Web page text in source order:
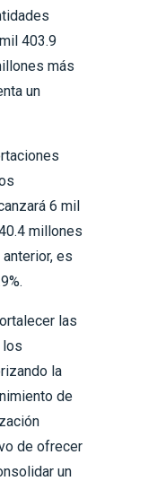
403.9
más
un
6 mil
millones
es
las
los
la
de
de ofrecer
un